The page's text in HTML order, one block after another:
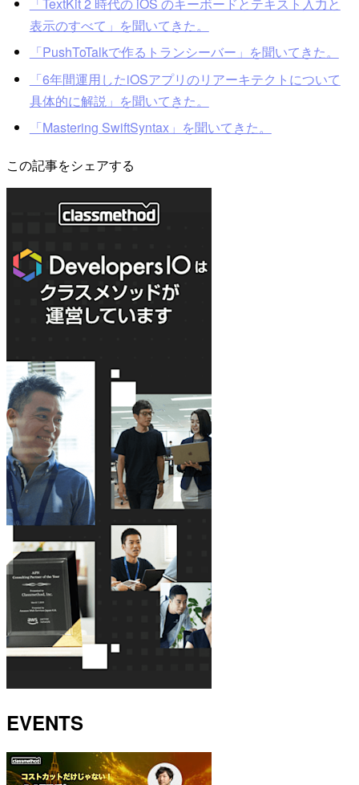
表示のすべて」を聞いてきた。
「PushToTalkで作るトランシーバー」を聞いてきた。
「6年間運用したiOSアプリのリアーキテクトについて
具体的に解説」を聞いてきた。
「Mastering SwiftSyntax」を聞いてきた。
この記事をシェアする
EVENTS